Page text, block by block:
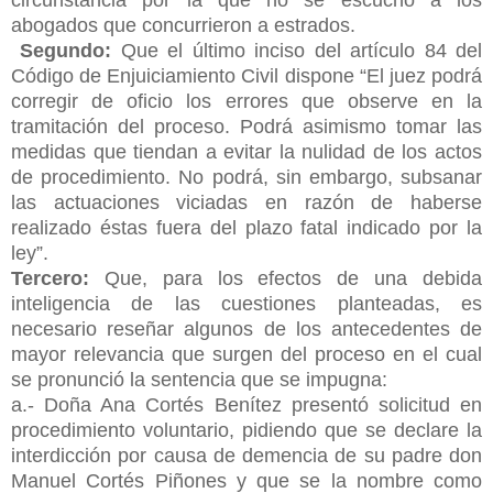
abogados que concurrieron a estrados.
Segundo: Que el último inciso del artículo 84 del
Código de Enjuiciamiento Civil dispone “El juez podrá
corregir de oficio los errores que observe en la
tramitación del proceso. Podrá asimismo tomar las
medidas que tiendan a evitar la nulidad de los actos
de procedimiento. No podrá, sin embargo, subsanar
las actuaciones viciadas en razón de haberse
realizado éstas fuera del plazo fatal indicado por la
ley”.
Tercero: Que, para los efectos de una debida
inteligencia de las cuestiones planteadas, es
necesario reseñar algunos de los antecedentes de
mayor relevancia que surgen del proceso en el cual
se pronunció la sentencia que se impugna:
a.- Doña Ana Cortés Benítez presentó solicitud en
procedimiento voluntario, pidiendo que se declare la
interdicción por causa de demencia de su padre don
Manuel Cortés Piñones y que se la nombre como